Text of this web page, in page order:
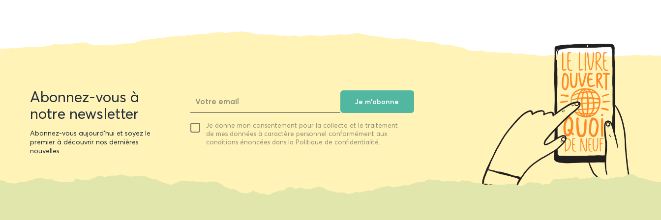
Newsletter
form
Abonnez-vous à
notre newsletter
Abonnez-vous aujourd'hui et soyez le
premier à découvrir nos dernières
nouvelles.
email
Je m'abonne
Je donne mon consentement pour la collecte et le traitement
de mes données à caractère personnel conformément aux
conditions énoncées dans la Politique de confidentialité.